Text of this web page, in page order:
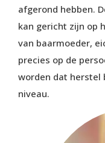
afgerond hebben.
kan gericht zijn op
van baarmoeder,
precies op de
worden dat herstel
niveau.